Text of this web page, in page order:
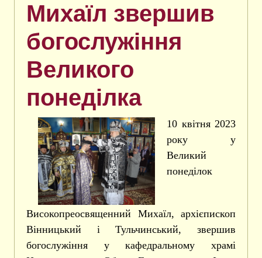
Михаїл звершив
богослужіння
Великого
понеділка
10 квітня 2023
року у
Великий
понеділок
Високопреосвященний Михаїл, архієпископ
Вінницький і Тульчинський, звершив
богослужіння у кафедральному храмі